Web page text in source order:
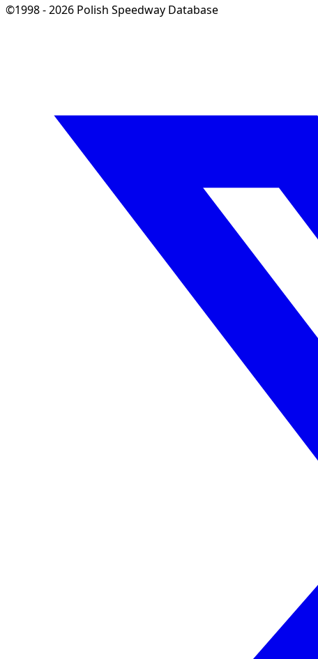
©1998 - 2026 Polish Speedway Database